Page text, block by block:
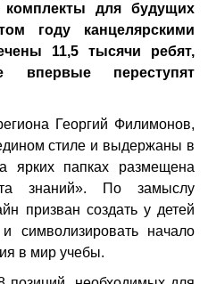
комплекты для будущих
году канцелярскими
11,5 тысячи ребят,
впервые переступят
Георгий Филимонов,
стиле и выдержаны в
ярких папках размещена
знаний». По замыслу
призван создать у детей
символизировать начало
в мир учебы.